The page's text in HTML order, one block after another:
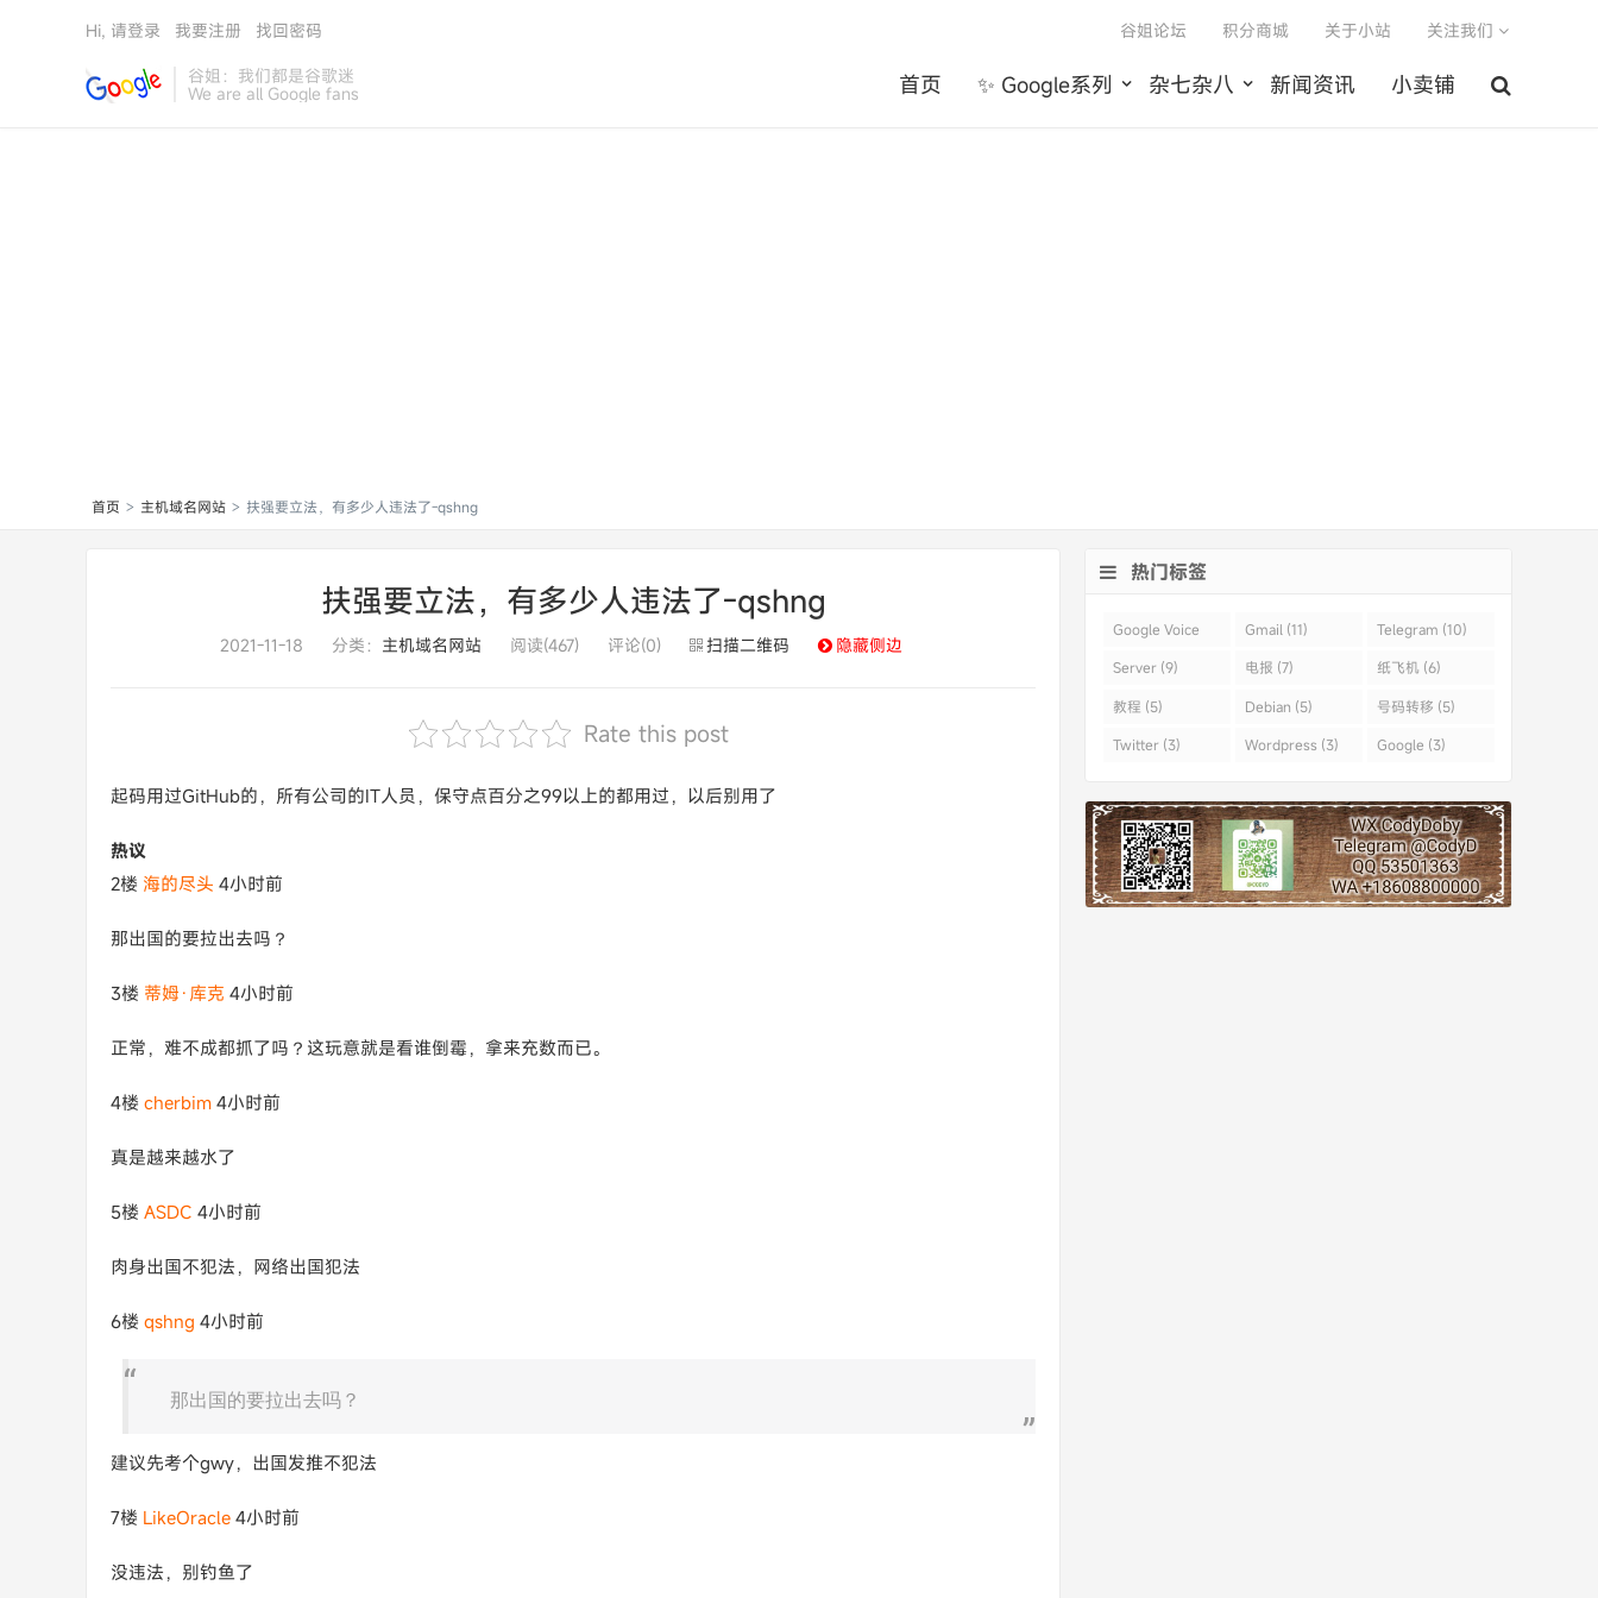
谷姐：我们都是谷歌迷
We are all Google fans 首页 ✨ Google系列 杂七杂八 新闻资讯 小卖铺
谷姐论坛 积分商城 关于小站 关注我们
Hi, 请登录 我要注册 找回密码
首页 > 主机域名网站 > 扶强要立法，有多少人违法了-qshng
扶强要立法，有多少人违法了-qshng
2021-11-18 分类： 主机域名网站 阅读(467) 评论(0) 扫描二维码 隐藏侧边
Rate this post
起码用过GitHub的，所有公司的IT人员，保守点百分之99以上的都用过，以后别用了
热议
2楼 海的尽头 4小时前
那出国的要拉出去吗？
3楼 蒂姆·库克 4小时前
正常，难不成都抓了吗？这玩意就是看谁倒霉，拿来充数而已。
4楼 cherbim 4小时前
真是越来越水了
5楼 ASDC 4小时前
肉身出国不犯法，网络出国犯法
6楼 qshng 4小时前
那出国的要拉出去吗？
建议先考个gwy，出国发推不犯法
7楼 LikeOracle 4小时前
没违法，别钓鱼了
热门标签
Google Voice
(43)
Gmail (11) Telegram (10)
Server (9) 电报 (7) 纸飞机 (6)
教程 (5) Debian (5) 号码转移 (5)
Twitter (3) Wordpress (3) Google (3)